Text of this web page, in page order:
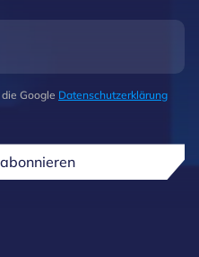
Google Datenschutzerklärung